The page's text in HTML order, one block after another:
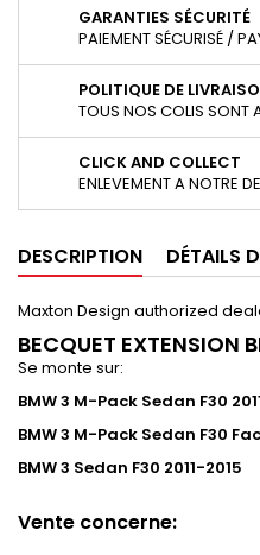
GARANTIES SÉCURITÉ
PAIEMENT SÉCURISÉ /
POLITIQUE DE
TOUS NOS COLIS SONT
CLICK AND COLLECT
ENLEVEMENT A NOTRE
DESCRIPTION DÉTAILS
Maxton Design authorized
BECQUET EXTENSION
Se monte sur:
BMW 3 M-Pack Sedan F30
BMW 3 M-Pack Sedan F30
BMW 3 Sedan F30 2011-2015
Vente concerne: